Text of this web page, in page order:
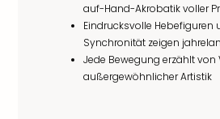
auf-Hand-Akrobatik voller
Eindrucksvolle Hebefiguren
Synchronität zeigen
Jede Bewegung erzählt von
außergewöhnlicher Artistik